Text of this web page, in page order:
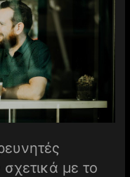
με το